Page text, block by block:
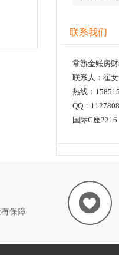
联系我们
常熟金账房
联系人：崔
热线：
QQ：
国际C座2216
保障